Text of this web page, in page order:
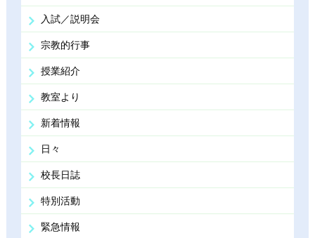
入試／説明会
宗教的行事
授業紹介
教室より
新着情報
日々
校長日誌
特別活動
緊急情報